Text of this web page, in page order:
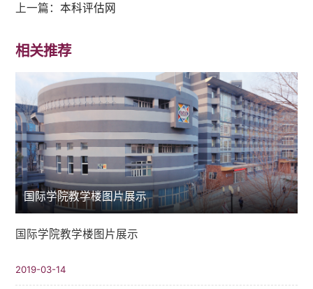
上一篇：本科评估网
相关推荐
国际学院教学楼图片展示
国际学院教学楼图片展示
2019-03-14